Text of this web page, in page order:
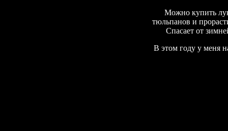
Можно купить
тюльпанов и
Спасает от
В этом году у меня